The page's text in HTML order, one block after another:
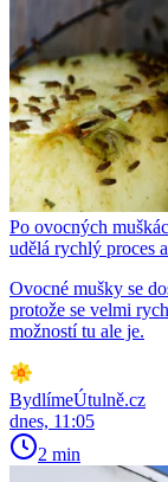
Po ovocných
udělá rychlý proces
Ovocné mušky se
protože se velmi
možností tu ale je.
BydlímeÚtulně.cz
dnes, 11:05
2 min